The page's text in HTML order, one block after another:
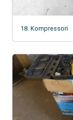
18. Kompressori